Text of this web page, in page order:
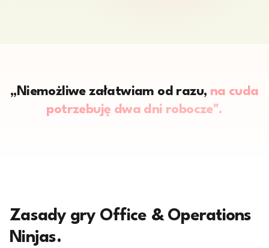
„Niemożliwe załatwiam od razu, na cuda
potrzebuję dwa dni robocze".
Zasady gry Office & Operations
Ninjas.